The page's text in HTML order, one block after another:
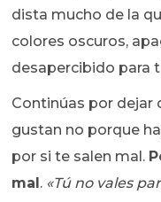
dista mucho de la
colores oscuros,
desapercibido para
Continúas por dejar
gustan no porque
por si te salen mal.
mal . «Tú no vales